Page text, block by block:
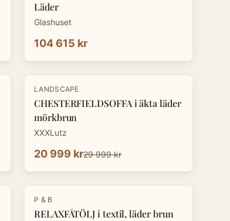
Läder
Glashuset
104 615 kr
- 30%
LANDSCAPE
CHESTERFIELDSOFFA i äkta läder
mörkbrun
XXXLutz
20 999 kr29 999 kr
P & B
RELAXFÅTÖLJ i textil, läder brun